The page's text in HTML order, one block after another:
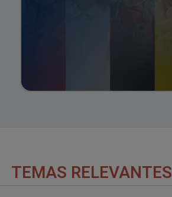
TEMAS RELEVANTES